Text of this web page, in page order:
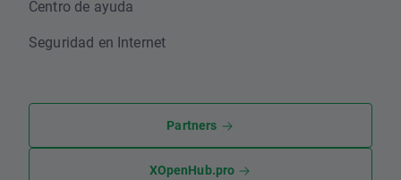
Centro de ayuda
Seguridad en Internet
Partners
XOpenHub.pro